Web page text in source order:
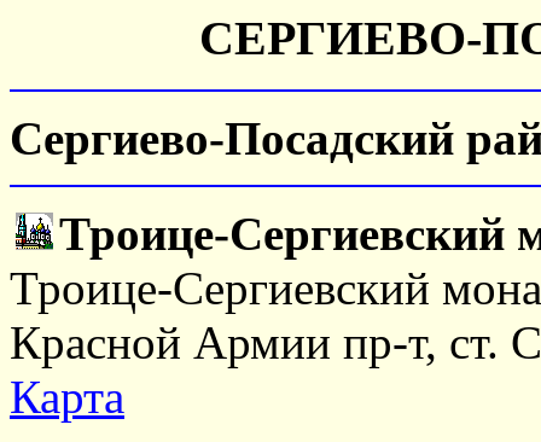
СЕРГИЕВО-
Сергиево-Посадский
Троице-Сергиевский
Троице-Сергиевский
Красной Армии пр-т, ст.
Карта